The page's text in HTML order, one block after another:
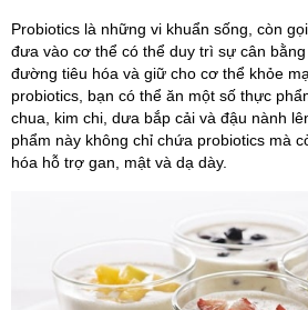
Probiotics là những vi khuẩn sống, còn
đưa vào cơ thể có thể duy trì sự cân
đường tiêu hóa và giữ cho cơ thể khỏe
probiotics, bạn có thể ăn một số thực
chua, kim chi, dưa bắp cải và đậu nành
phẩm này không chỉ chứa probiotics mà
hóa hỗ trợ gan, mật và dạ dày.